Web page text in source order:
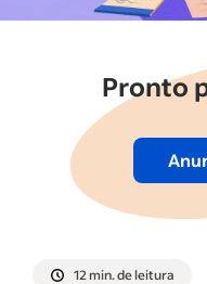
Devo publicar
Perguntas
emprego
Patrocinados
Juntando tudo
Pronto
12 min. de leitura